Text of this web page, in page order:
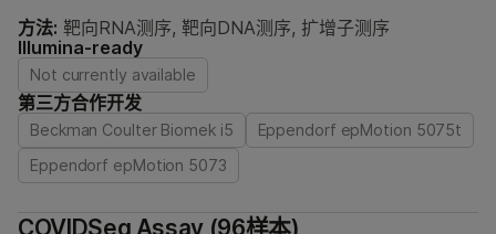
方法: 靶向RNA测序, 靶向DNA测序, 扩增子测序
Illumina-ready
Not currently available
第三方合作开发
Beckman Coulter Biomek i5
Eppendorf epMotion 5075t
Eppendorf epMotion 5073
COVIDSeq Assay (96样本)